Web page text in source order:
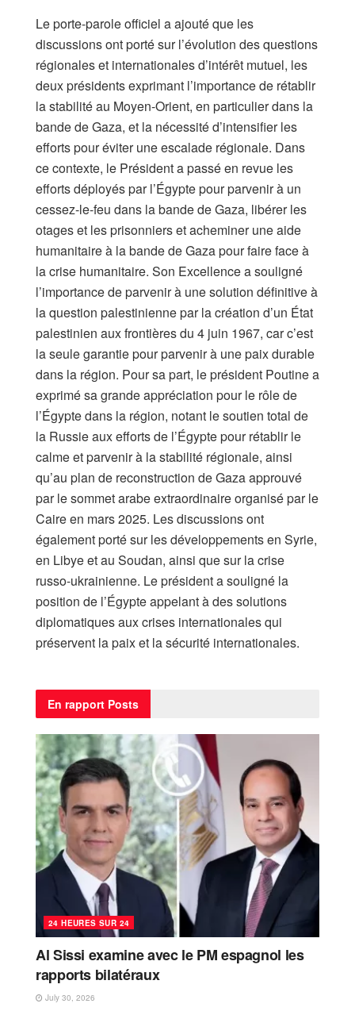
Le porte-parole officiel a ajouté que les
discussions ont porté sur l’évolution des questions
régionales et internationales d’intérêt mutuel, les
deux présidents exprimant l’importance de rétablir
la stabilité au Moyen-Orient, en particulier dans la
bande de Gaza, et la nécessité d’intensifier les
efforts pour éviter une escalade régionale. Dans
ce contexte, le Président a passé en revue les
efforts déployés par l’Égypte pour parvenir à un
cessez-le-feu dans la bande de Gaza, libérer les
otages et les prisonniers et acheminer une aide
humanitaire à la bande de Gaza pour faire face à
la crise humanitaire. Son Excellence a souligné
l’importance de parvenir à une solution définitive à
la question palestinienne par la création d’un État
palestinien aux frontières du 4 juin 1967, car c’est
la seule garantie pour parvenir à une paix durable
dans la région. Pour sa part, le président Poutine a
exprimé sa grande appréciation pour le rôle de
l’Égypte dans la région, notant le soutien total de
la Russie aux efforts de l’Égypte pour rétablir le
calme et parvenir à la stabilité régionale, ainsi
qu’au plan de reconstruction de Gaza approuvé
par le sommet arabe extraordinaire organisé par le
Caire en mars 2025. Les discussions ont
également porté sur les développements en Syrie,
en Libye et au Soudan, ainsi que sur la crise
russo-ukrainienne. Le président a souligné la
position de l’Égypte appelant à des solutions
diplomatiques aux crises internationales qui
préservent la paix et la sécurité internationales.
En rapport Posts
24 HEURES SUR 24
Al Sissi examine avec le PM espagnol les
rapports bilatéraux
July 30, 2026